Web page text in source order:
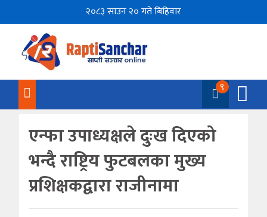
२०८३ साउन २० गते बिहिवार
९
एन्फा उपाध्यक्षले दुःख दिएको
भन्दै राष्ट्रिय फुटबलका मुख्य
प्रशिक्षकद्वारा राजीनामा